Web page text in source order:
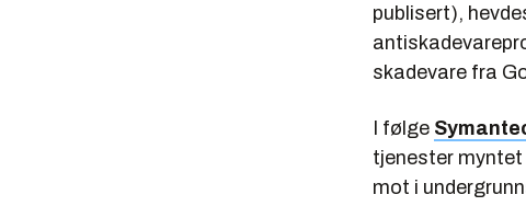
publisert),
skadevare fra
I følge
tjenester
mot i